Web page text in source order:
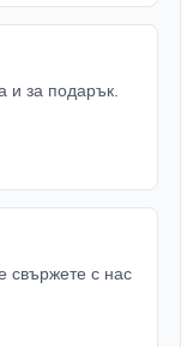
и за подарък.
свържете с нас